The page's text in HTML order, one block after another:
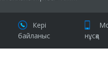
Кері
байланыс
нұсқа